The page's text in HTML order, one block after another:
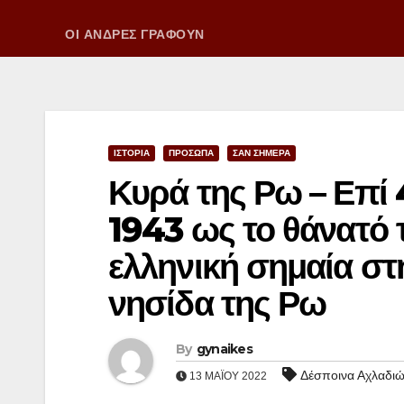
ΟΙ ΑΝΔΡΕΣ ΓΡΑΦΟΥΝ
ΙΣΤΟΡΙΑ ΠΡΟΣΩΠΑ ΣΑΝ ΣΗΜΕΡΑ
Κυρά της Ρω – Επί
1943 ως το θάνατό
ελληνική σημαία
νησίδα της Ρω
By gynaikes
13 ΜΑΪ́ΟΥ 2022 Δέσποινα